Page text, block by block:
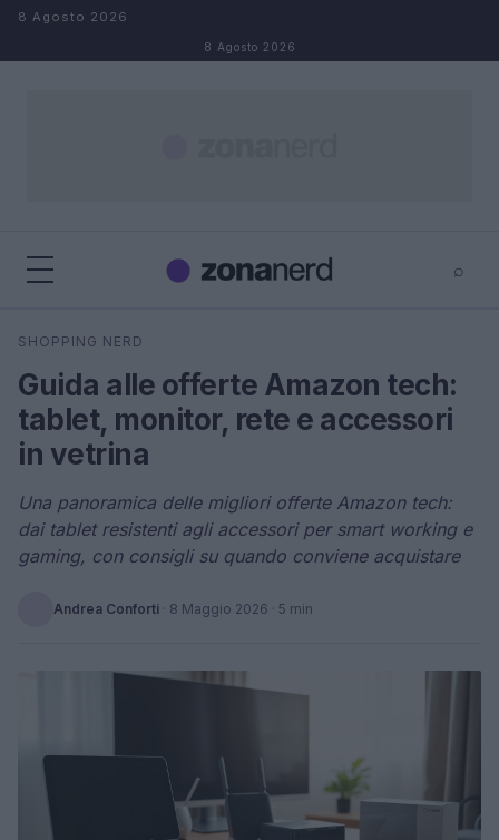
Salta al contenuto
8 Agosto 2026
8 Agosto 2026
⌕
Cerca
SHOPPING NERD
Guida alle offerte Amazon tech:
tablet, monitor, rete e accessori
in vetrina
Una panoramica delle migliori offerte Amazon tech:
dai tablet resistenti agli accessori per smart working e
gaming, con consigli su quando conviene acquistare
Andrea Conforti · 8 Maggio 2026 · 5 min